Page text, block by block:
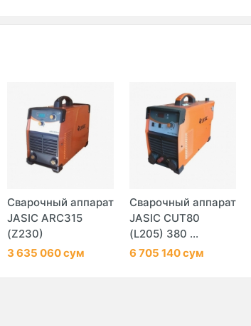
Сварочный аппарат
JASIC ARC315
(Z230)
3 635 060 сум
Сварочный аппарат
JASIC CUT80
(L205) 380 ...
6 705 140 сум